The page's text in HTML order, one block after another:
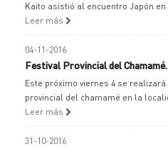
Kaito asistió al encuentro Japón en
Leer más
04-11-2016
Festival Provincial del Chamamé.
Este próximo viernes 4 se
provincial del chamamé en la
Leer más
31-10-2016